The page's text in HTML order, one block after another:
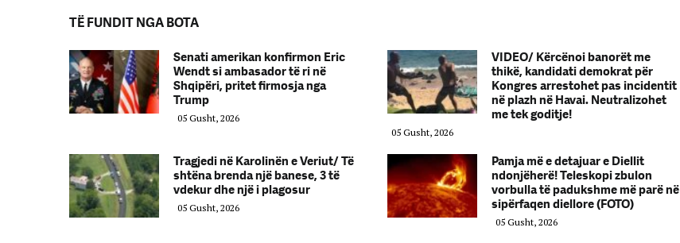
TË FUNDIT NGA BOTA
Senati amerikan konfirmon Eric
Wendt si ambasador të ri në
Shqipëri, pritet firmosja nga
Trump
05 Gusht, 2026
VIDEO/ Kërcënoi banorët me
thikë, kandidati demokrat për
Kongres arrestohet pas incidentit
në plazh në Havai. Neutralizohet
me tek goditje!
05 Gusht, 2026
Tragjedi në Karolinën e Veriut/ Të
shtëna brenda një banese, 3 të
vdekur dhe një i plagosur
05 Gusht, 2026
Pamja më e detajuar e Diellit
ndonjëherë! Teleskopi zbulon
vorbulla të padukshme më parë në
sipërfaqen diellore (FOTO)
05 Gusht, 2026